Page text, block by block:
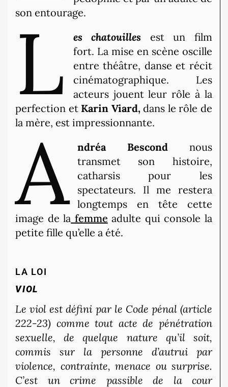
son entourage.
L es chatouilles est un film
fort. La mise en scène oscille
entre théâtre, danse et récit
cinématographique. Les
acteurs jouent leur rôle à la
perfection et Karin Viard, dans le rôle de
la mère, est impressionnante.
A ndréa Bescondnous
transmet son histoire,
catharsis pour les
spectateurs. Il me restera
longtemps en tête cette
image de la femme adulte qui console la
petite fille qu’elle a été.
LA LOI
VIOL
Le viol est défini par le Code pénal (article
222-23) comme tout acte de pénétration
sexuelle, de quelque nature qu’il soit,
commis sur la personne d’autrui par
violence, contrainte, menace ou surprise.
C’est un crime passible de la cour